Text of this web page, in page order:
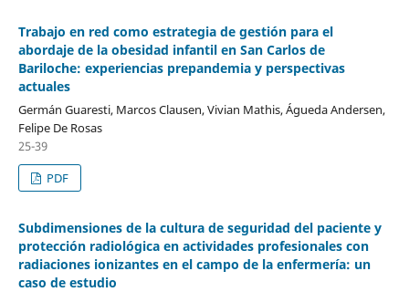
Trabajo en red como estrategia de gestión para el
abordaje de la obesidad infantil en San Carlos de
Bariloche: experiencias prepandemia y perspectivas
actuales
Germán Guaresti, Marcos Clausen, Vivian Mathis, Águeda Andersen,
Felipe De Rosas
25-39
PDF
Subdimensiones de la cultura de seguridad del paciente y
protección radiológica en actividades profesionales con
radiaciones ionizantes en el campo de la enfermería: un
caso de estudio